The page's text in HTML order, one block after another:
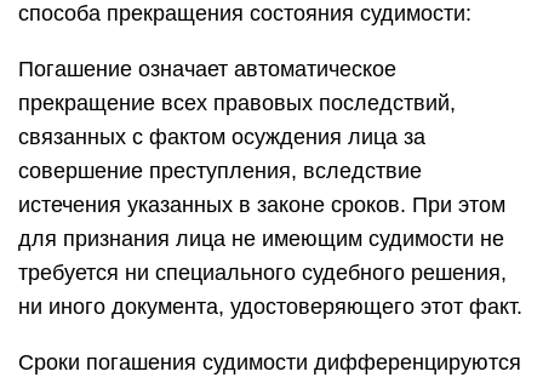
способа прекращения состояния судимости:
Погашение означает автоматическое
прекращение всех правовых последствий,
связанных с фактом осуждения лица за
совершение преступления, вследствие
истечения указанных в законе сроков. При этом
для признания лица не имеющим судимости не
требуется ни специального судебного решения,
ни иного документа, удостоверяющего этот факт.
Сроки погашения судимости дифференцируются